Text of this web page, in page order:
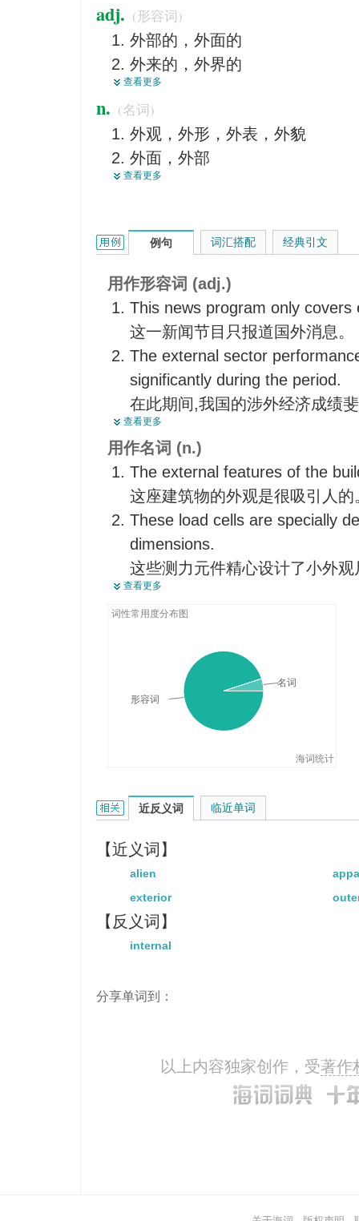
adj. (形容词)
外部的，外面的
外来的，外界的
外国的，对外的
表面的，外表的，外观的，外貌
客观的
肤浅的，浅薄的
【哲】外界的
表面上的，形式上的
外部世界的，物质（世界）的
【药】外用的
<英>参加学位考试的校外学生的
<英>在别处修课之后来参加学
查看更多
n. (名词)
外观，外形，外表，外貌
外面，外部
外部情况，外表状况
形式，表面性
外在形式
外界事物
查看更多
external的用法和样例：
例句
用作形容词 (adj.)
This news program only covers
这一新闻节目只报道国外消息。
The external sector
significantly during the period.
在此期间,我国的涉外经济成绩
This force takes two forms,
这个权力有两种形式:一种是对
All his injuries are external.
他受的伤都是外伤。
查看更多
用作名词 (n.)
The external features of the
这座建筑物的外观是很吸引人的
These load cells are specially
dimensions.
这些测力元件精心设计了小外观
He is just listening in external
他正在那房间的外面留神听着。
查看更多
词性常用度分布图
海词统计
形容词
名词
词汇搭配 经典引文
external的相关资料：
近反义词
【近义词】
alien
exterior
【反义词】
internal
临近单词
分享单词到：
以上内容独家创作，受著作